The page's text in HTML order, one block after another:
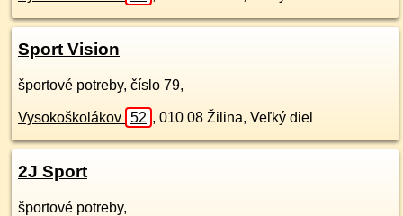
Sport Vision
športové potreby, číslo 79,
Vysokoškolákov 52 , 010 08 Žilina, Veľký diel
2J Sport
športové potreby,